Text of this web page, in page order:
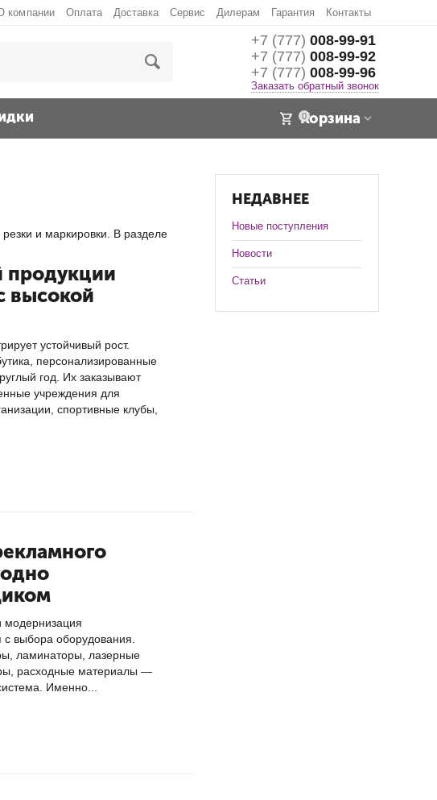
компании Оплата Доставка Сервис Дилерам Гарантия Контакты
+7 (777) 008-99-91
+7 (777) 008-99-92
+7 (777) 008-99-96
Заказать обратный звонок
0
Корзина
и маркировки. В разделе
продукции
высокой
устойчивый рост.
персонализированные
год. Их заказывают
учреждения для
спортивные клубы,
модернизация
выбора оборудования.
ламинаторы, лазерные
расходные материалы —
Именно...
НЕДАВНЕЕ
Новые поступления
Новости
Статьи